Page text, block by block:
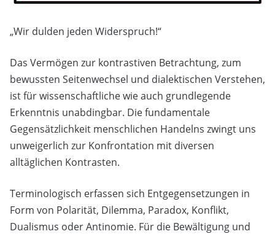
„Wir dulden jeden Widerspruch!“
Das Vermögen zur kontrastiven Betrachtung, zum
bewussten Seitenwechsel und dialektischen Verstehen,
ist für wissenschaftliche wie auch grundlegende
Erkenntnis unabdingbar. Die fundamentale
Gegensätzlichkeit menschlichen Handelns zwingt uns
unweigerlich zur Konfrontation mit diversen
alltäglichen Kontrasten.
Terminologisch erfassen sich Entgegensetzungen in
Form von Polarität, Dilemma, Paradox, Konflikt,
Dualismus oder Antinomie. Für die Bewältigung und